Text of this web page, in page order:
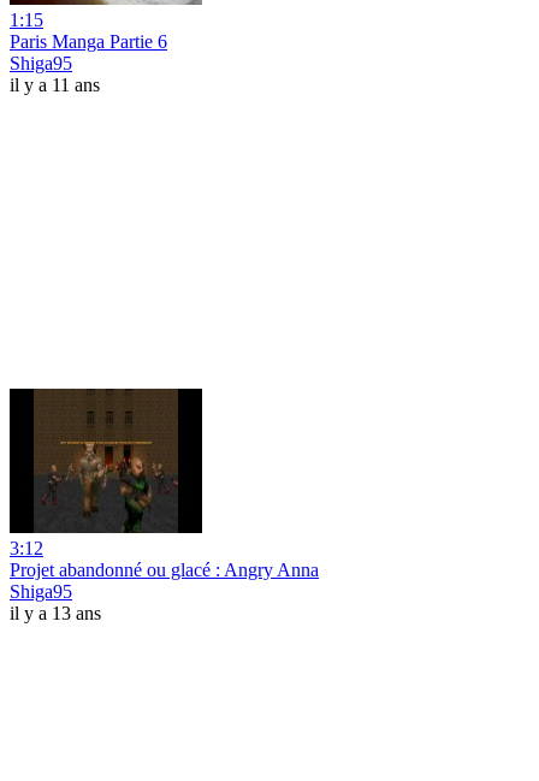
1:15
Paris Manga Partie 6
Shiga95
il y a 11 ans
3:12
Projet abandonné ou glacé : Angry Anna
Shiga95
il y a 13 ans